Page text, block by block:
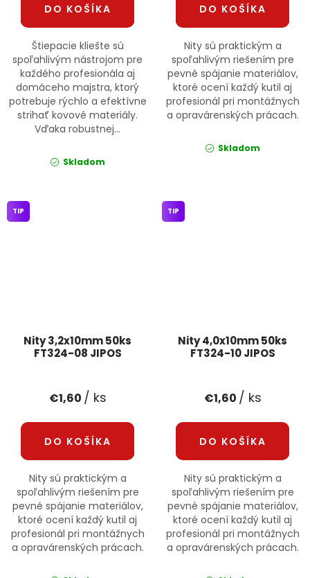
DO KOŠÍKA
Štiepacie kliešte sú
spoľahlivým nástrojom pre
každého profesionála aj
domáceho majstra, ktorý
potrebuje rýchlo a efektívne
strihať kovové materiály.
Vďaka robustnej...
Skladom
DO KOŠÍKA
Nity sú praktickým a
spoľahlivým riešením pre
pevné spájanie materiálov,
ktoré ocení každý kutil aj
profesionál pri montážnych
a opravárenských prácach.
Skladom
Nity 3,2x10mm 50ks
FT324-08 JIPOS
TIP
€1,60 / ks
DO KOŠÍKA
Nity sú praktickým a
spoľahlivým riešením pre
pevné spájanie materiálov,
ktoré ocení každý kutil aj
profesionál pri montážnych
a opravárenských prácach.
Nity 4,0x10mm 50ks
FT324-10 JIPOS
TIP
€1,60 / ks
DO KOŠÍKA
Nity sú praktickým a
spoľahlivým riešením pre
pevné spájanie materiálov,
ktoré ocení každý kutil aj
profesionál pri montážnych
a opravárenských prácach.